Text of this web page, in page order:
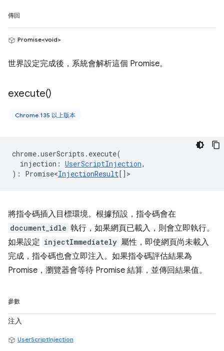
傳回
Promise<void>
世界設定完成後，系統會解析這個 Promise。
execute()
Chrome 135 以上版本
chrome.userScripts . execute(
injection : UserScriptInjection,
) : Promise<InjectionResult [] >
將指令碼插入目標環境。根據預設，指令碼會在
document_idle 執行，如果網頁已載入，則會立即執行。
如果設定 injectImmediately 屬性，即使網頁尚未載入
完成，指令碼也會立即注入。如果指令碼評估結果為
Promise，瀏覽器會等待 Promise 結算，並傳回結果值。
參數
注入
UserScriptInjection